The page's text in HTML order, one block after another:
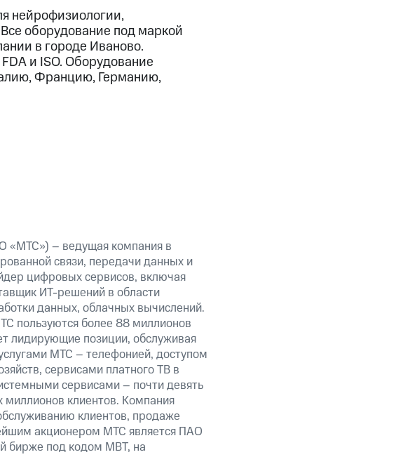
нейрофизиологии,
оборудование под маркой
в городе Иваново.
и ISO. Оборудование
Францию, Германию,
«МТС») – ведущая компания в
связи, передачи данных и
цифровых сервисов, включая
ИТ-решений в области
данных, облачных вычислений.
пользуются более 88 миллионов
лидирующие позиции, обслуживая
МТС – телефонией, доступом
сервисами платного ТВ в
сервисами – почти девять
клиентов. Компания
клиентов, продаже
акционером МТС является ПАО
под кодом MBT, на